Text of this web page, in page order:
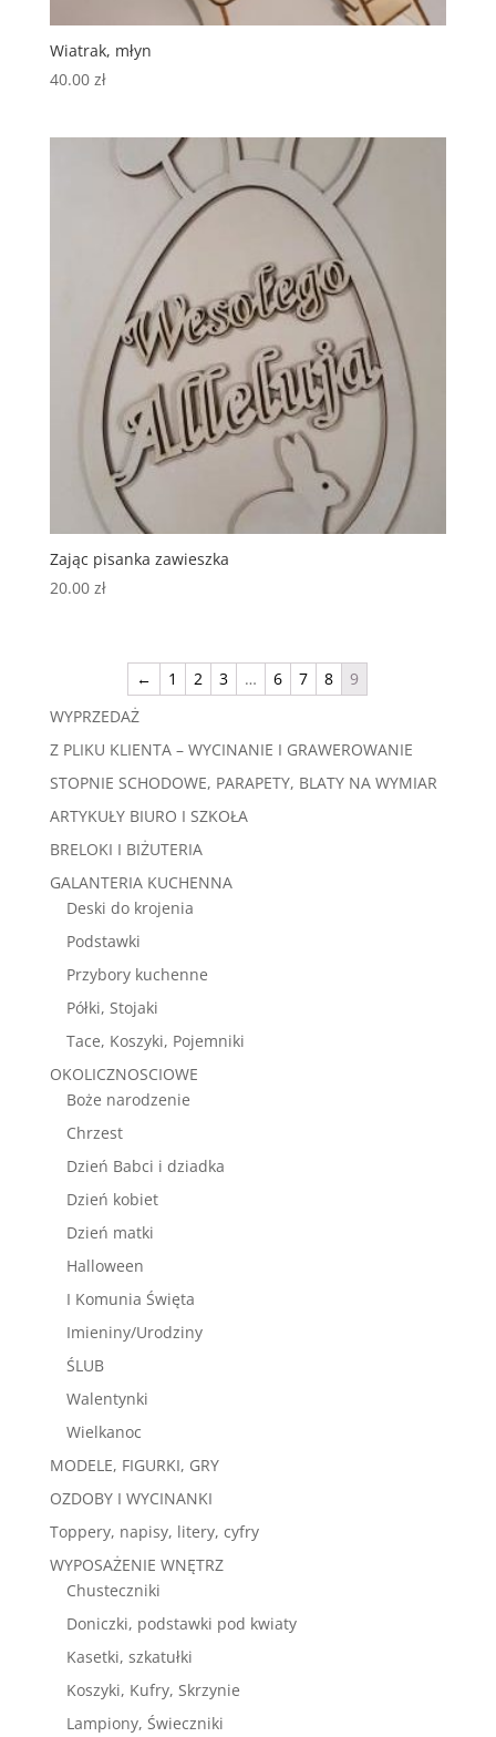
Wiatrak, młyn
40.00 zł
Zając pisanka zawieszka
20.00 zł
← 1 2 3 … 6 7 8
9
WYPRZEDAŻ
Z PLIKU KLIENTA – WYCINANIE I GRAWEROWANIE
STOPNIE SCHODOWE, PARAPETY, BLATY NA WYMIAR
ARTYKUŁY BIURO I SZKOŁA
BRELOKI I BIŻUTERIA
GALANTERIA KUCHENNA
Deski do krojenia
Podstawki
Przybory kuchenne
Półki, Stojaki
Tace, Koszyki, Pojemniki
OKOLICZNOSCIOWE
Boże narodzenie
Chrzest
Dzień Babci i dziadka
Dzień kobiet
Dzień matki
Halloween
I Komunia Święta
Imieniny/Urodziny
ŚLUB
Walentynki
Wielkanoc
MODELE, FIGURKI, GRY
OZDOBY I WYCINANKI
Toppery, napisy, litery, cyfry
WYPOSAŻENIE WNĘTRZ
Chusteczniki
Doniczki, podstawki pod kwiaty
Kasetki, szkatułki
Koszyki, Kufry, Skrzynie
Lampiony, Świeczniki